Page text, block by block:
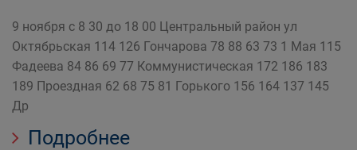
9 ноября с 8 30 до 18 00 Центральный район ул
Октябрьская 114 126 Гончарова 78 88 63 73 1 Мая 115
Фадеева 84 86 69 77 Коммунистическая 172 186 183
189 Проездная 62 68 75 81 Горького 156 164 137 145
Др
Подробнее